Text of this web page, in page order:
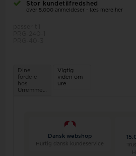
Stor kundetilfredshed
over 5.000 anmeldeser - læs mere her
Dine
fordele
hos
Urremmen.dk
Vigtig
viden om
ure
Dansk webshop
Hurtig dansk kundeservice